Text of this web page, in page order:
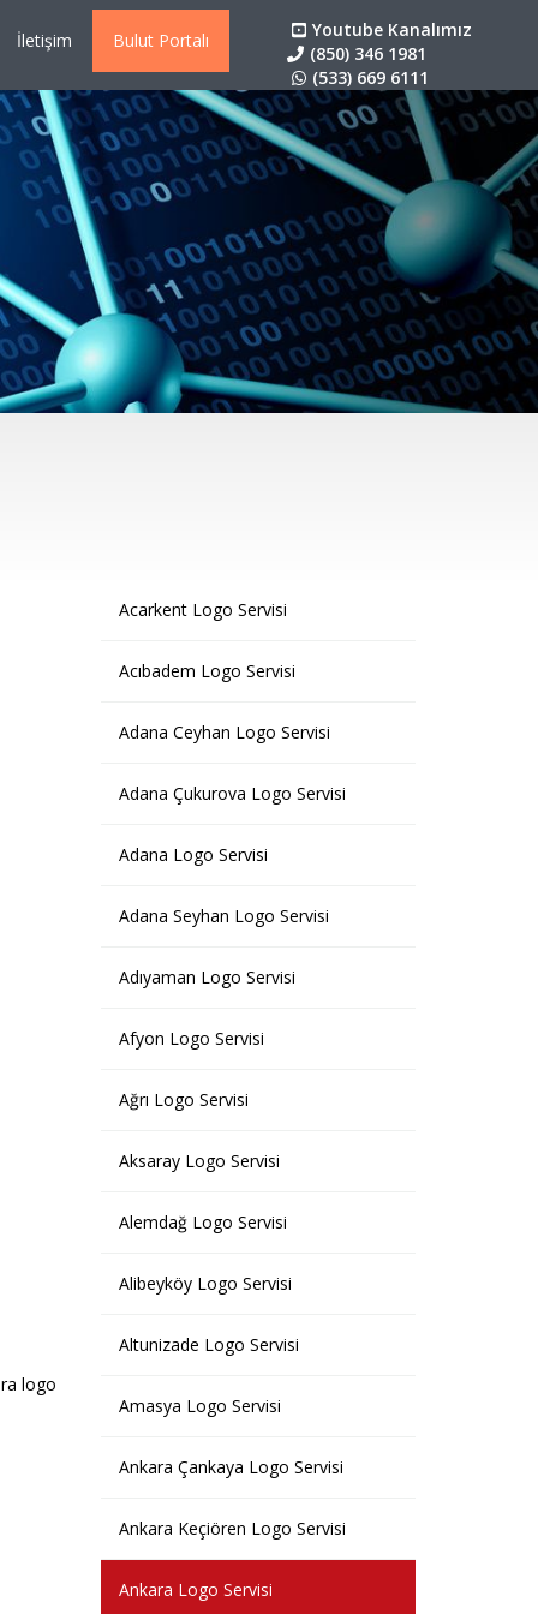
İletişim Bulut Portalı
Youtube Kanalımız
(850) 346 1981
(533) 669 6111
logo
Acarkent Logo Servisi
Acıbadem Logo Servisi
Adana Ceyhan Logo Servisi
Adana Çukurova Logo Servisi
Adana Logo Servisi
Adana Seyhan Logo Servisi
Adıyaman Logo Servisi
Afyon Logo Servisi
Ağrı Logo Servisi
Aksaray Logo Servisi
Alemdağ Logo Servisi
Alibeyköy Logo Servisi
Altunizade Logo Servisi
Amasya Logo Servisi
Ankara Çankaya Logo Servisi
Ankara Keçiören Logo Servisi
Ankara Logo Servisi